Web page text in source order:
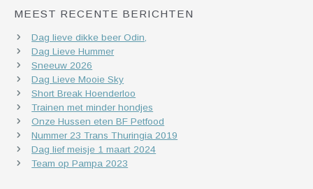
MEEST RECENTE BERICHTEN
Dag lieve dikke beer Odin,
Dag Lieve Hummer
Sneeuw 2026
Dag Lieve Mooie Sky
Short Break Hoenderloo
Trainen met minder hondjes
Onze Hussen eten BF Petfood
Nummer 23 Trans Thuringia 2019
Dag lief meisje 1 maart 2024
Team op Pampa 2023